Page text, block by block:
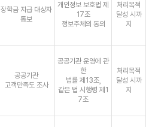
장학금 지급 대상자
통보
개인정보 보호법 제
17조
정보주체의 동의
처리목적
달성 시까
지
공공기관
고객만족도 조사
공공기관 운영에 관
한
법률 제13조,
같은 법 시행령 제1
7조
처리목적
달성 시까
지